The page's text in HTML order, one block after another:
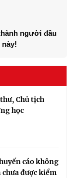
người đầu
này!
Chủ tịch
học
cáo không
được kiểm